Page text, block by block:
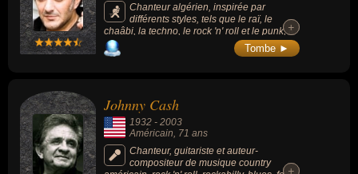
Chanteur algérien, inspirée par
différents styles, tels que le raï, le
chaâbi, la techno, le rock 'n' roll et le punk, il
fut leader du mythique groupe Carte de
Séjour dans les années 1980, et l'une des
Douce France ».
+
+
Tombe ►
Johnny Cash
1932 - 2003
Américain, 71 ans
Chanteur, guitariste et auteur-
compositeur de musique country
+
+